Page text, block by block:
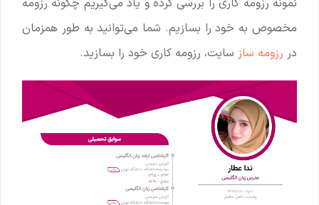
نمونه رزومه کاری را بررسی کرده و یاد می‌گیریم چگونه رزومه
مخصوص به خود را بسازیم. شما می‌توانید به طور همزمان
در رزومه ساز سایت، رزومه کاری خود را بسازید.